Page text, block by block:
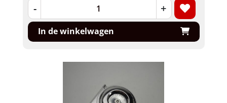
- +
In de winkelwagen